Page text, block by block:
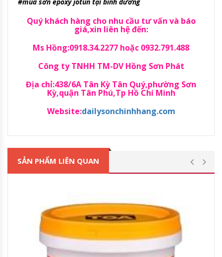
Quý khách hàng cho nhu cầu tư vấn và báo
giá,xin liên hệ đến:
Ms Hồng:0918.34.2277 hoặc 0932.791.488
Công ty TNHH TM-DV Hồng Sơn Phát
Địa chỉ:438/6A Tân Kỳ Tân Quý,phường Sơn
Kỳ,quận Tân Phú,Tp Hồ Chí Minh
Website:dailysonchinhhang.com
SẢN PHẨM LIÊN QUAN